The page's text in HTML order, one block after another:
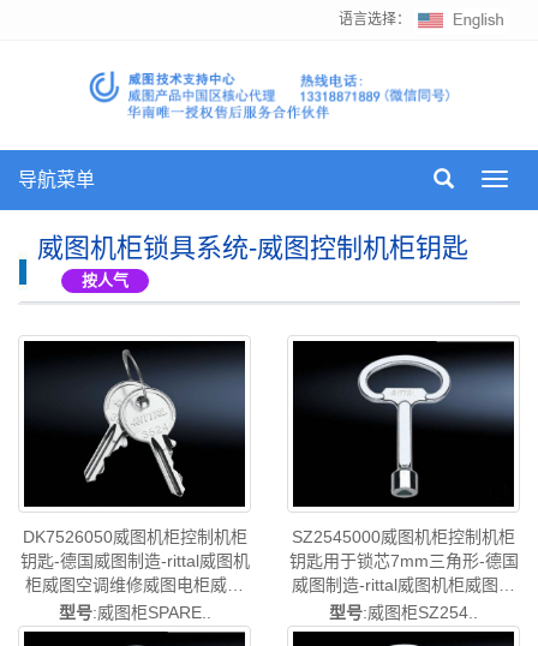
语言选择：
导航菜单
威图机柜锁具系统-威图控制机柜钥匙
按人气
DK7526050威图机柜控制机柜
钥匙-德国威图制造-rittal威图机
柜威图空调维修威图电柜威图
风扇威图PDU威图配件威图售
后DK7526.050
型号:威图柜SPARE..
SZ2545000威图机柜控制机柜
钥匙用于锁芯7mm三角形-德国
威图制造-rittal威图机柜威图空
调维修威图电柜威图风扇威图
PDU威图配件威图售后
型号:威图柜SZ254..